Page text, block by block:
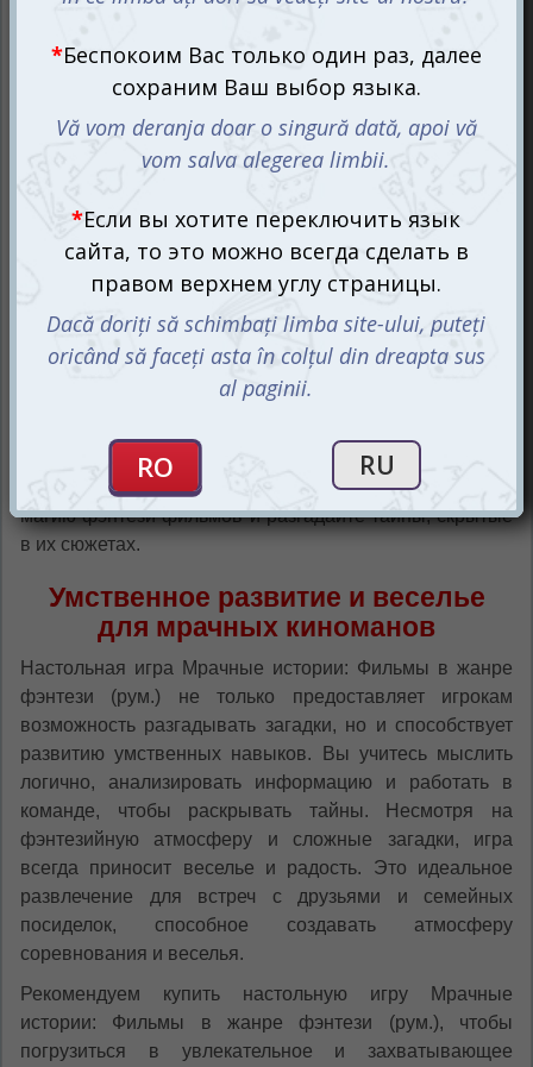
Новые загадки и завораживающие
миры
Каждая карточка выпуска Мрачных историй: Фильмы в
с известными фэнтези фильмами и сериалами, их
сюжетами и ключевыми моментами. Игрокам
предстоит расследовать и разгадать тайны, задавая
"Да" или "Нет". Это погружение в миры магии,
приключений и фантастики.
Уровень сложности в этой версии Мрачных историй
столкнуться с неожиданными поворотами и загадками,
требующими креативного мышления. Переживите
магию фэнтези фильмов и разгадайте тайны, скрытые
в их сюжетах.
Умственное развитие и веселье
для мрачных киноманов
Настольная игра Мрачные истории: Фильмы в жанре
фэнтези (рум.) не только предоставляет игрокам
возможность разгадывать загадки, но и способствует
развитию умственных навыков. Вы учитесь мыслить
логично, анализировать информацию и работать в
команде, чтобы раскрывать тайны. Несмотря на
фэнтезийную атмосферу и сложные загадки, игра
всегда приносит веселье и радость. Это идеальное
развлечение для встреч с друзьями и семейных
посиделок, способное создавать атмосферу
соревнования и веселья.
Рекомендуем купить настольную игру Мрачные
истории: Фильмы в жанре фэнтези (рум.), чтобы
погрузиться в увлекательное и захватывающее